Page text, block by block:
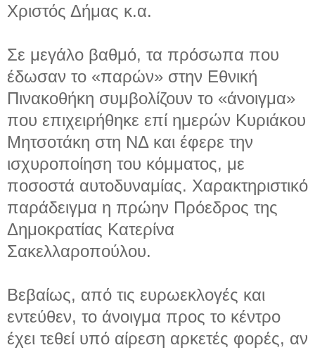
Χριστός Δήμας κ.α.
Σε μεγάλο βαθμό, τα πρόσωπα που
έδωσαν το «παρών» στην Εθνική
Πινακοθήκη συμβολίζουν το «άνοιγμα»
που επιχειρήθηκε επί ημερών Κυριάκου
Μητσοτάκη στη ΝΔ και έφερε την
ισχυροποίηση του κόμματος, με
ποσοστά αυτοδυναμίας. Χαρακτηριστικό
παράδειγμα η πρώην Πρόεδρος της
Δημοκρατίας Κατερίνα
Σακελλαροπούλου.
Βεβαίως, από τις ευρωεκλογές και
εντεύθεν, το άνοιγμα προς το κέντρο
έχει τεθεί υπό αίρεση αρκετές φορές, αν